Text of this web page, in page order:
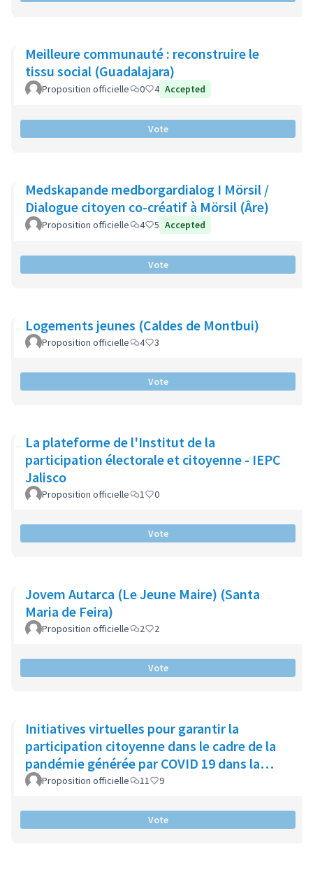
Meilleure communauté : reconstruire le
tissu social (Guadalajara)
Proposition officielle 0 4 Accepted
Vote
Medskapande medborgardialog I Mörsil /
Dialogue citoyen co-créatif à Mörsil (Âre)
Proposition officielle 4 5 Accepted
Vote
Logements jeunes (Caldes de Montbui)
Proposition officielle 4 3
Vote
La plateforme de l'Institut de la
participation électorale et citoyenne - IEPC
Jalisco
Proposition officielle 1 0
Vote
Jovem Autarca (Le Jeune Maire) (Santa
Maria de Feira)
Proposition officielle 2 2
Vote
Initiatives virtuelles pour garantir la
participation citoyenne dans le cadre de la
pandémie générée par COVID 19 dans la
municipalité de Chía
Proposition officielle 11 9
Vote